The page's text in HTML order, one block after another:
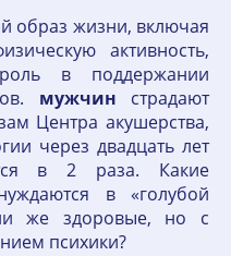
образ жизни, включая
активность,
в поддержании
мужчин страдают
Центра акушерства,
через двадцать лет
в 2 раза. Какие
в «голубой
же здоровые, но с
психики?